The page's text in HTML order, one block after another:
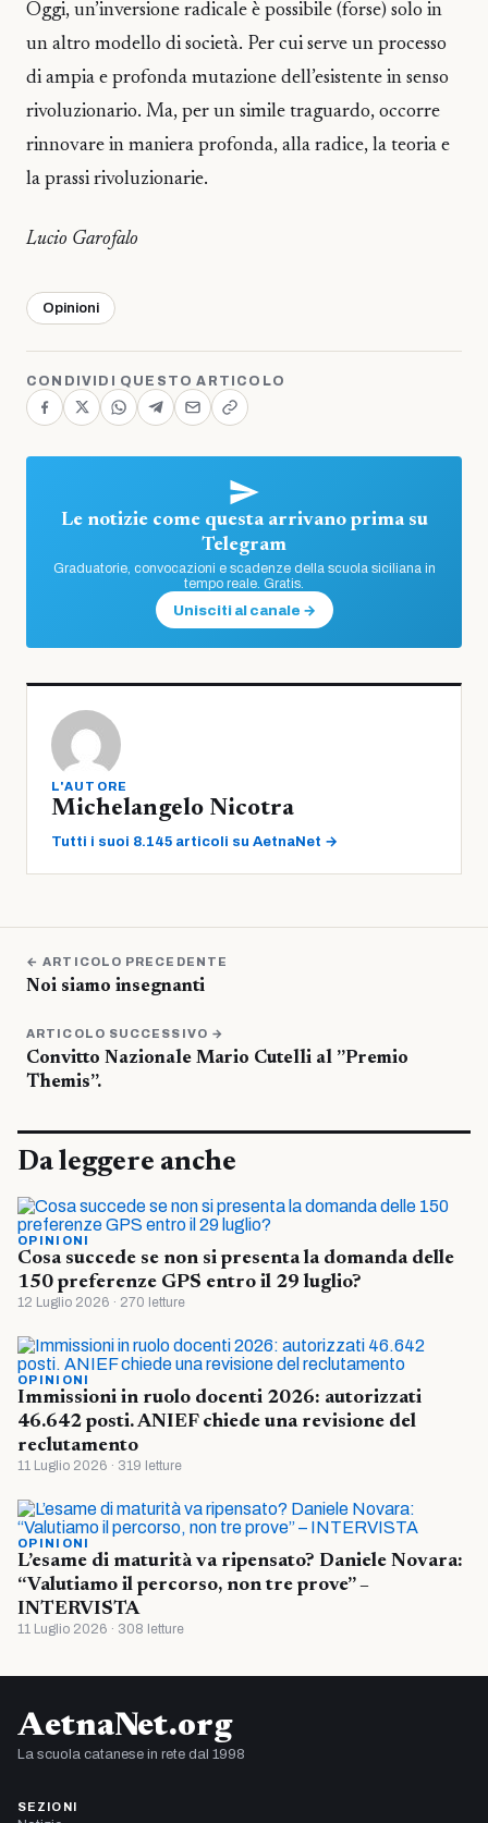
Oggi, un’inversione radicale è possibile (forse) solo in
un altro modello di società. Per cui serve un processo
di ampia e profonda mutazione dell’esistente in senso
rivoluzionario. Ma, per un simile traguardo, occorre
rinnovare in maniera profonda, alla radice, la teoria e
la prassi rivoluzionarie.
Lucio Garofalo
Opinioni
CONDIVIDI QUESTO ARTICOLO
Le notizie come questa arrivano prima su
Telegram
Graduatorie, convocazioni e scadenze della scuola siciliana in
tempo reale. Gratis.
Unisciti al canale →
L'AUTORE
Michelangelo Nicotra
Tutti i suoi 8.145 articoli su AetnaNet →
← ARTICOLO PRECEDENTE
Noi siamo insegnanti
ARTICOLO SUCCESSIVO →
Convitto Nazionale Mario Cutelli al ”Premio
Themis”.
Da leggere anche
OPINIONI
Cosa succede se non si presenta la domanda delle
150 preferenze GPS entro il 29 luglio?
12 Luglio 2026 · 270 letture
OPINIONI
Immissioni in ruolo docenti 2026: autorizzati
46.642 posti. ANIEF chiede una revisione del
reclutamento
11 Luglio 2026 · 319 letture
OPINIONI
L’esame di maturità va ripensato? Daniele Novara:
“Valutiamo il percorso, non tre prove” –
INTERVISTA
11 Luglio 2026 · 308 letture
AetnaNet.org
La scuola catanese in rete dal 1998
SEZIONI